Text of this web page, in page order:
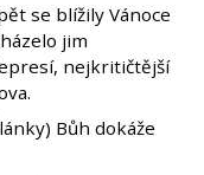
se blížily Vánoce
jim
nejkritičtější
Bůh dokáže